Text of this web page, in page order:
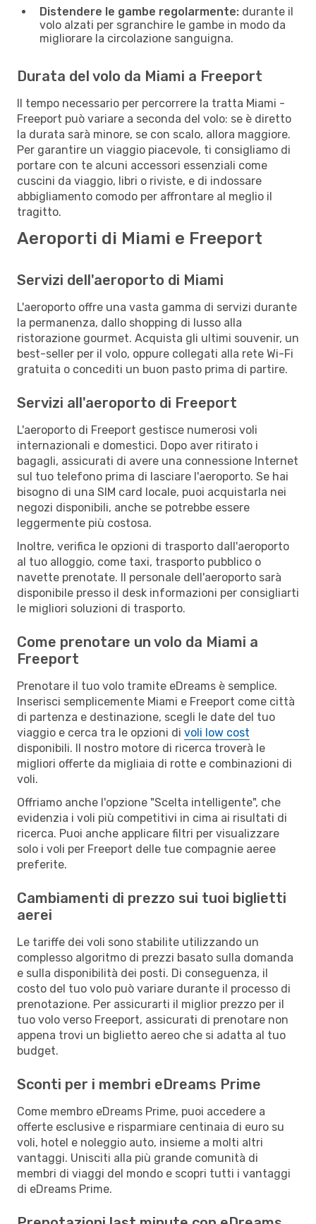
Distendere le gambe regolarmente: durante il
volo alzati per sgranchire le gambe in modo da
migliorare la circolazione sanguigna.
Durata del volo da Miami a Freeport
Il tempo necessario per percorrere la tratta Miami -
Freeport può variare a seconda del volo: se è diretto
la durata sarà minore, se con scalo, allora maggiore.
Per garantire un viaggio piacevole, ti consigliamo di
portare con te alcuni accessori essenziali come
cuscini da viaggio, libri o riviste, e di indossare
abbigliamento comodo per affrontare al meglio il
tragitto.
Aeroporti di Miami e Freeport
Servizi dell'aeroporto di Miami
L'aeroporto offre una vasta gamma di servizi durante
la permanenza, dallo shopping di lusso alla
ristorazione gourmet. Acquista gli ultimi souvenir, un
best-seller per il volo, oppure collegati alla rete Wi-Fi
gratuita o concediti un buon pasto prima di partire.
Servizi all'aeroporto di Freeport
L'aeroporto di Freeport gestisce numerosi voli
internazionali e domestici. Dopo aver ritirato i
bagagli, assicurati di avere una connessione Internet
sul tuo telefono prima di lasciare l'aeroporto. Se hai
bisogno di una SIM card locale, puoi acquistarla nei
negozi disponibili, anche se potrebbe essere
leggermente più costosa.
Inoltre, verifica le opzioni di trasporto dall'aeroporto
al tuo alloggio, come taxi, trasporto pubblico o
navette prenotate. Il personale dell'aeroporto sarà
disponibile presso il desk informazioni per consigliarti
le migliori soluzioni di trasporto.
Come prenotare un volo da Miami a
Freeport
Prenotare il tuo volo tramite eDreams è semplice.
Inserisci semplicemente Miami e Freeport come città
di partenza e destinazione, scegli le date del tuo
viaggio e cerca tra le opzioni di voli low cost
disponibili. Il nostro motore di ricerca troverà le
migliori offerte da migliaia di rotte e combinazioni di
voli.
Offriamo anche l'opzione "Scelta intelligente", che
evidenzia i voli più competitivi in cima ai risultati di
ricerca. Puoi anche applicare filtri per visualizzare
solo i voli per Freeport delle tue compagnie aeree
preferite.
Cambiamenti di prezzo sui tuoi biglietti
aerei
Le tariffe dei voli sono stabilite utilizzando un
complesso algoritmo di prezzi basato sulla domanda
e sulla disponibilità dei posti. Di conseguenza, il
costo del tuo volo può variare durante il processo di
prenotazione. Per assicurarti il miglior prezzo per il
tuo volo verso Freeport, assicurati di prenotare non
appena trovi un biglietto aereo che si adatta al tuo
budget.
Sconti per i membri eDreams Prime
Come membro eDreams Prime, puoi accedere a
offerte esclusive e risparmiare centinaia di euro su
voli, hotel e noleggio auto, insieme a molti altri
vantaggi. Unisciti alla più grande comunità di
membri di viaggi del mondo e scopri tutti i vantaggi
di eDreams Prime.